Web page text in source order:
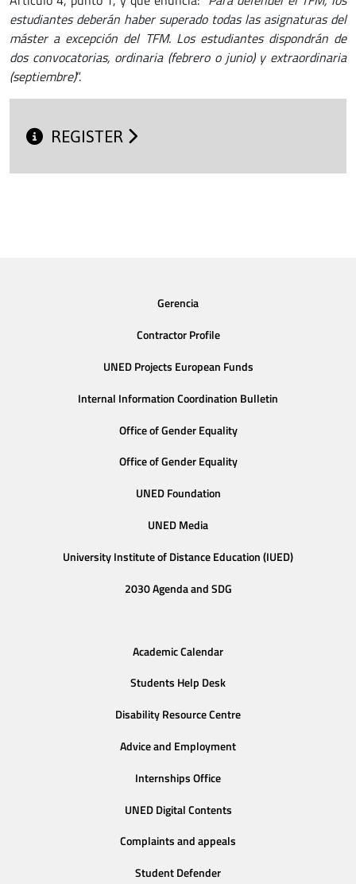
estudiantes deberán haber superado todas las asignaturas del
máster a excepción del TFM. Los estudiantes dispondrán de
dos convocatorias, ordinaria (febrero o junio) y extraordinaria
(septiembre)”.
REGISTER
Gerencia
Contractor Profile
UNED Projects European Funds
Internal Information Coordination Bulletin
Office of Gender Equality
Office of Gender Equality
UNED Foundation
UNED Media
University Institute of Distance Education (IUED)
2030 Agenda and SDG
Academic Calendar
Students Help Desk
Disability Resource Centre
Advice and Employment
Internships Office
UNED Digital Contents
Complaints and appeals
Student Defender